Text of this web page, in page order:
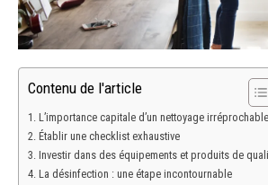
Contenu de l'article
L’importance capitale d’un nettoyage irréprochable
Établir une checklist exhaustive
Investir dans des équipements et produits de
La désinfection : une étape incontournable